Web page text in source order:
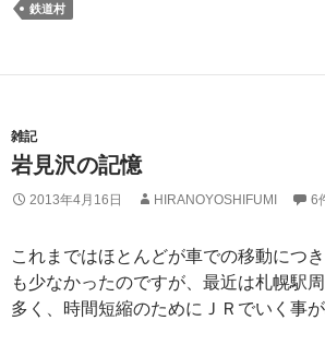
鉄道村
雑記
岩見沢の記憶
2013年4月16日 HIRANOYOSHIFUMI 6
これまではほとんどが車での移動につ
も少なかったのですが、最近は札幌駅
多く、時間短縮のためにＪＲでいく事が